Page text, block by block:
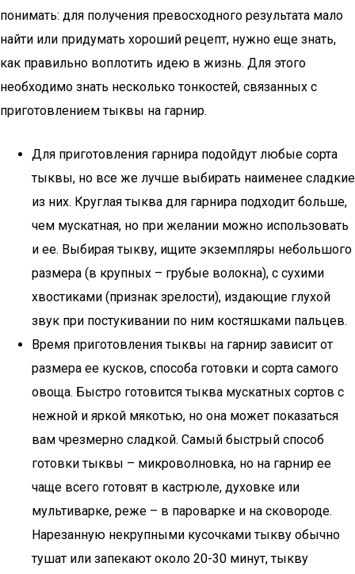
понимать: для получения превосходного результата мало
найти или придумать хороший рецепт, нужно еще знать,
как правильно воплотить идею в жизнь. Для этого
необходимо знать несколько тонкостей, связанных с
приготовлением тыквы на гарнир.
Для приготовления гарнира подойдут любые сорта
тыквы, но все же лучше выбирать наименее сладкие
из них. Круглая тыква для гарнира подходит больше,
чем мускатная, но при желании можно использовать
и ее. Выбирая тыкву, ищите экземпляры небольшого
размера (в крупных – грубые волокна), с сухими
хвостиками (признак зрелости), издающие глухой
звук при постукивании по ним костяшками пальцев.
Время приготовления тыквы на гарнир зависит от
размера ее кусков, способа готовки и сорта самого
овоща. Быстро готовится тыква мускатных сортов с
нежной и яркой мякотью, но она может показаться
вам чрезмерно сладкой. Самый быстрый способ
готовки тыквы – микроволновка, но на гарнир ее
чаще всего готовят в кастрюле, духовке или
мультиварке, реже – в пароварке и на сковороде.
Нарезанную некрупными кусочками тыкву обычно
тушат или запекают около 20-30 минут, тыкву